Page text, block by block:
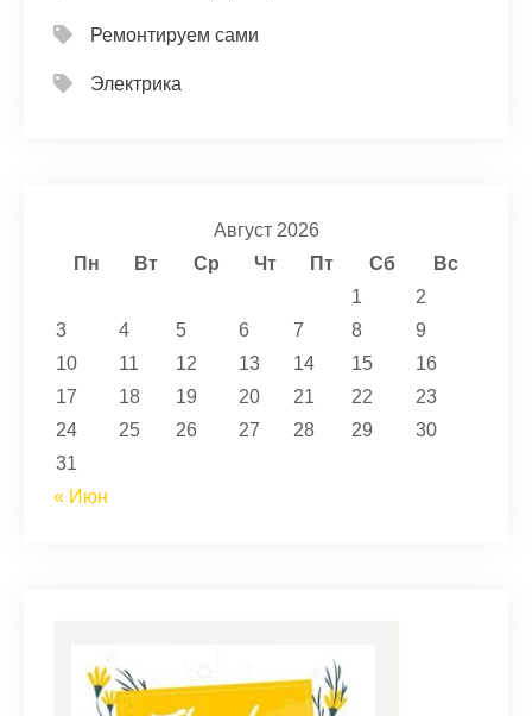
Ремонтируем сами
Электрика
Август 2026
Пн
Вт Ср Чт Пт Сб
Вс
1
2
3
4 5 6 7 8
9
10
11 12 13 14 15
16
17
18 19 20 21 22
23
24
25 26 27 28 29
30
31
« Июн